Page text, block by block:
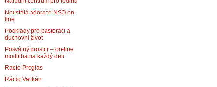
Neustálá adorace NSO on-
line
Podklady pro pastoraci a
duchovní život
Posvátný prostor – on-line
modlitba na každý den
Radio Proglas
Rádio Vatikán